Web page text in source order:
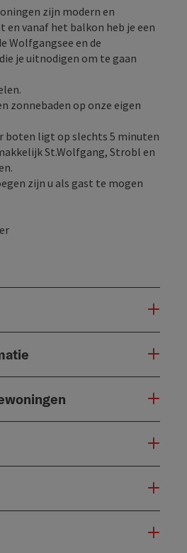
zijn modern en
vanaf het balkon heb je een
Wolfgangsee en de
je uitnodigen om te gaan
zonnebaden op onze eigen
boten ligt op slechts 5 minuten
St.Wolfgang, Strobl en
zijn u als gast te mogen